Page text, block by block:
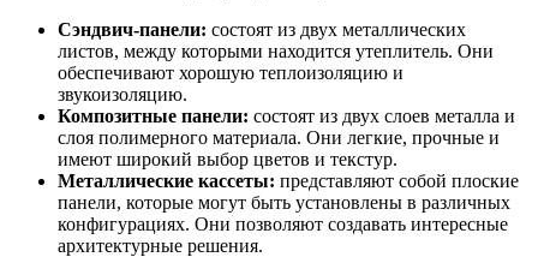
Сэндвич-панели: состоят из двух металлических
листов, между которыми находится утеплитель. Они
обеспечивают хорошую теплоизоляцию и
звукоизоляцию.
Композитные панели: состоят из двух слоев металла и
слоя полимерного материала. Они легкие, прочные и
имеют широкий выбор цветов и текстур.
Металлические кассеты: представляют собой плоские
панели, которые могут быть установлены в различных
конфигурациях. Они позволяют создавать интересные
архитектурные решения.